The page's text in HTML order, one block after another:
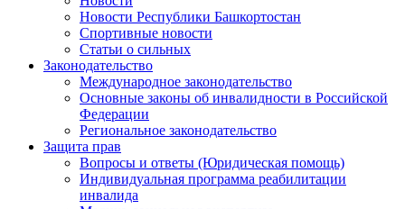
Новости Республики Башкортостан
Спортивные новости
Статьи о сильных
Законодательство
Международное законодательство
Основные законы об инвалидности в Российской
Федерации
Региональное законодательство
Защита прав
Вопросы и ответы (Юридическая помощь)
Индивидуальная программа реабилитации
инвалида